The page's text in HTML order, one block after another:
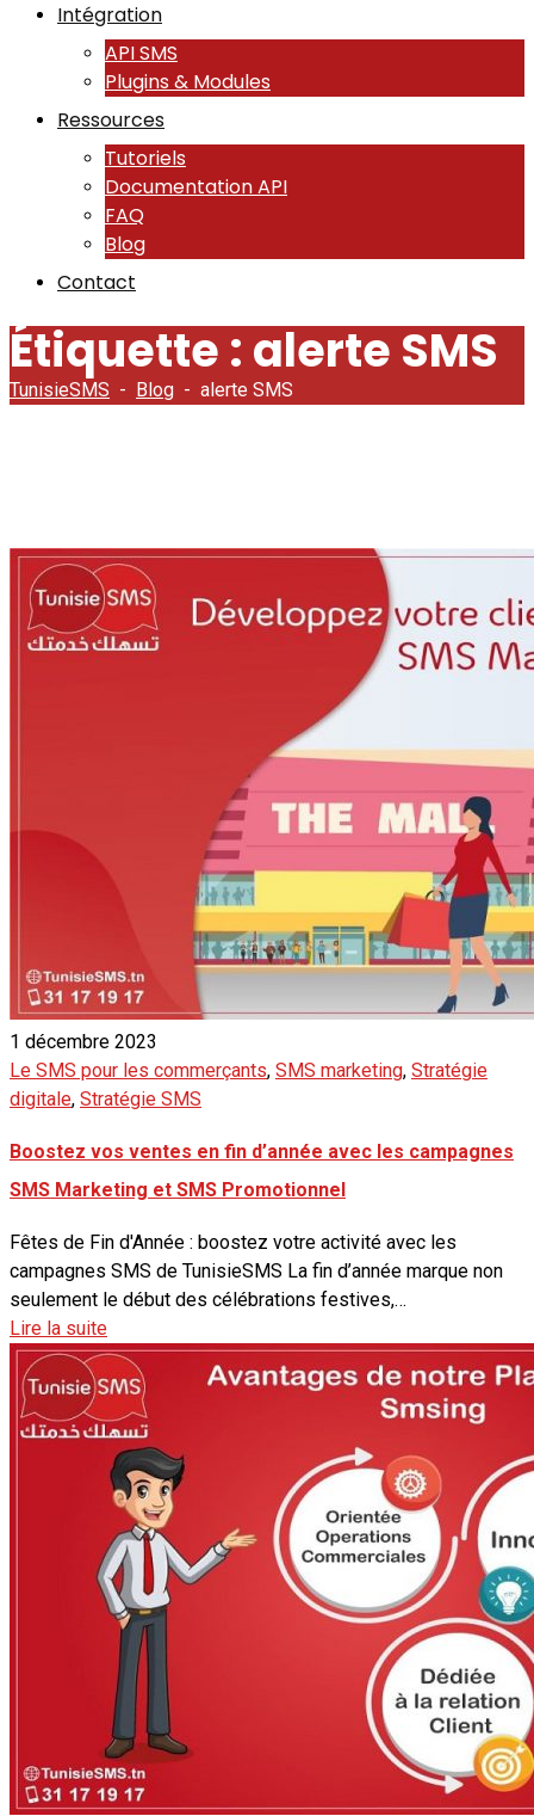
Intégration
API SMS
Plugins & Modules
Ressources
Tutoriels
Documentation API
FAQ
Blog
Contact
Étiquette : alerte SMS
TunisieSMS - Blog - alerte SMS
1 décembre 2023
Le SMS pour les commerçants, SMS marketing, Stratégie
digitale, Stratégie SMS
Boostez vos ventes en fin d’année avec les campagnes
SMS Marketing et SMS Promotionnel
Fêtes de Fin d'Année : boostez votre activité avec les
campagnes SMS de TunisieSMS La fin d’année marque non
seulement le début des célébrations festives,…
Lire la suite